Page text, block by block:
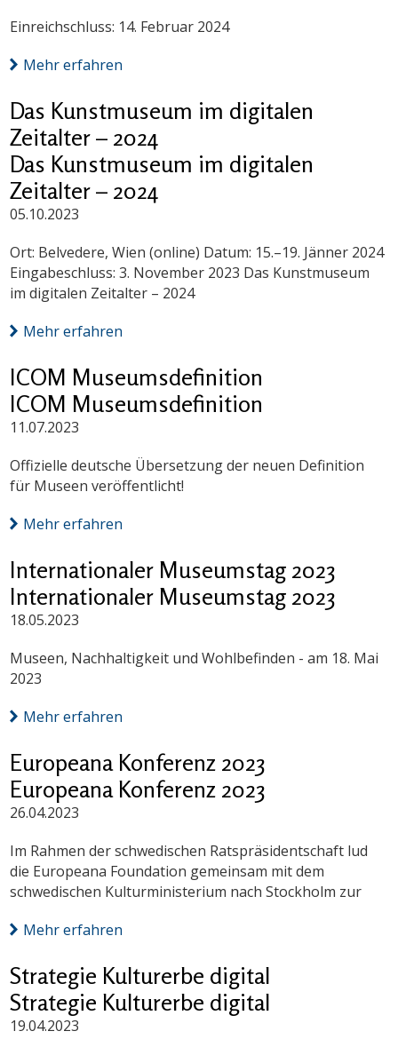
Einreichschluss: 14. Februar 2024
Mehr erfahren
Das Kunstmuseum im digitalen
Zeitalter – 2024
Das Kunstmuseum im digitalen
Zeitalter – 2024
05.10.2023
Ort: Belvedere, Wien (online) Datum: 15.–19. Jänner 2024
Eingabeschluss: 3. November 2023 Das Kunstmuseum
im digitalen Zeitalter – 2024
Mehr erfahren
ICOM Museumsdefinition
ICOM Museumsdefinition
11.07.2023
Offizielle deutsche Übersetzung der neuen Definition
für Museen veröffentlicht!
Mehr erfahren
Internationaler Museumstag 2023
Internationaler Museumstag 2023
18.05.2023
Museen, Nachhaltigkeit und Wohlbefinden - am 18. Mai
2023
Mehr erfahren
Europeana Konferenz 2023
Europeana Konferenz 2023
26.04.2023
Im Rahmen der schwedischen Ratspräsidentschaft lud
die Europeana Foundation gemeinsam mit dem
schwedischen Kulturministerium nach Stockholm zur
Mehr erfahren
Strategie Kulturerbe digital
Strategie Kulturerbe digital
19.04.2023